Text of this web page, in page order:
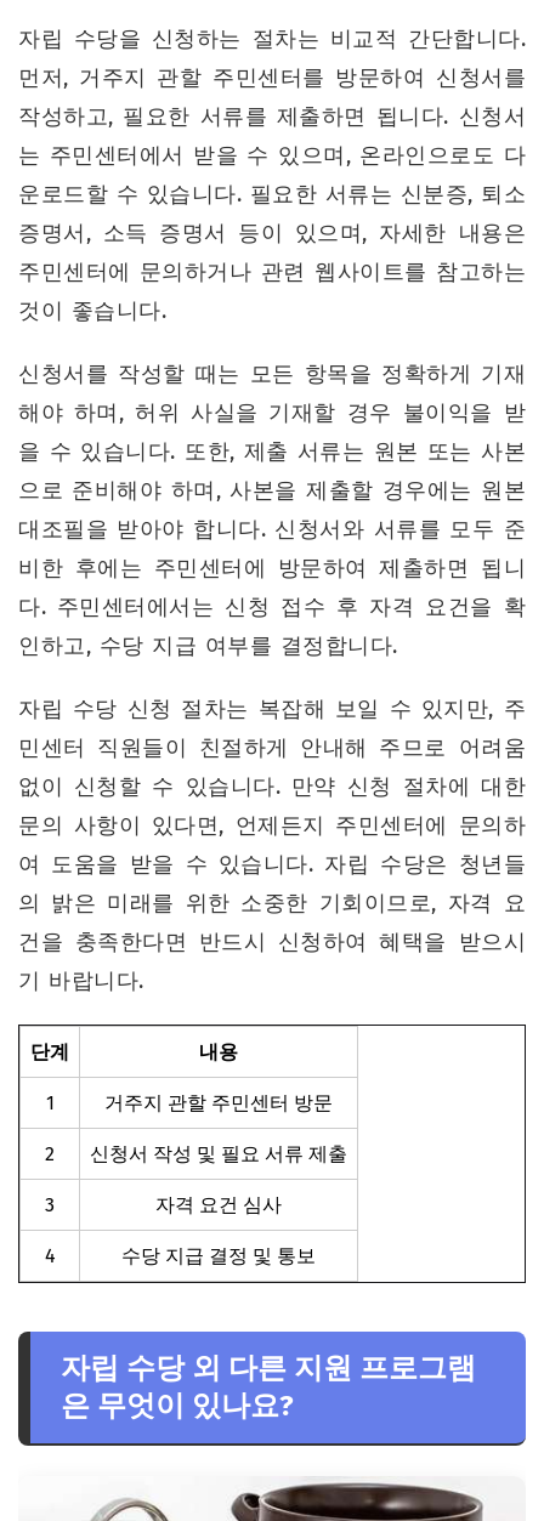
자립 수당을 신청하는 절차는 비교적 간단합니다.
먼저, 거주지 관할 주민센터를 방문하여 신청서를
작성하고, 필요한 서류를 제출하면 됩니다. 신청서
는 주민센터에서 받을 수 있으며, 온라인으로도 다
운로드할 수 있습니다. 필요한 서류는 신분증, 퇴소
증명서, 소득 증명서 등이 있으며, 자세한 내용은
주민센터에 문의하거나 관련 웹사이트를 참고하는
것이 좋습니다.
신청서를 작성할 때는 모든 항목을 정확하게 기재
해야 하며, 허위 사실을 기재할 경우 불이익을 받
을 수 있습니다. 또한, 제출 서류는 원본 또는 사본
으로 준비해야 하며, 사본을 제출할 경우에는 원본
대조필을 받아야 합니다. 신청서와 서류를 모두 준
비한 후에는 주민센터에 방문하여 제출하면 됩니
다. 주민센터에서는 신청 접수 후 자격 요건을 확
인하고, 수당 지급 여부를 결정합니다.
자립 수당 신청 절차는 복잡해 보일 수 있지만, 주
민센터 직원들이 친절하게 안내해 주므로 어려움
없이 신청할 수 있습니다. 만약 신청 절차에 대한
문의 사항이 있다면, 언제든지 주민센터에 문의하
여 도움을 받을 수 있습니다. 자립 수당은 청년들
의 밝은 미래를 위한 소중한 기회이므로, 자격 요
건을 충족한다면 반드시 신청하여 혜택을 받으시
기 바랍니다.
단계 내용
1 거주지 관할 주민센터 방문
2 신청서 작성 및 필요 서류 제출
3 자격 요건 심사
4 수당 지급 결정 및 통보
자립 수당 외 다른 지원 프로그램
은 무엇이 있나요?